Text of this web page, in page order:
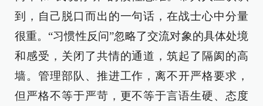
到，自己脱口而出的一句话，在战士心中分量
很重。“习惯性反问”忽略了交流对象的具体处境
和感受，关闭了共情的通道，筑起了隔阂的高
墙。管理部队、推进工作，离不开严格要求，
但严格不等于严苛，更不等于言语生硬、态度